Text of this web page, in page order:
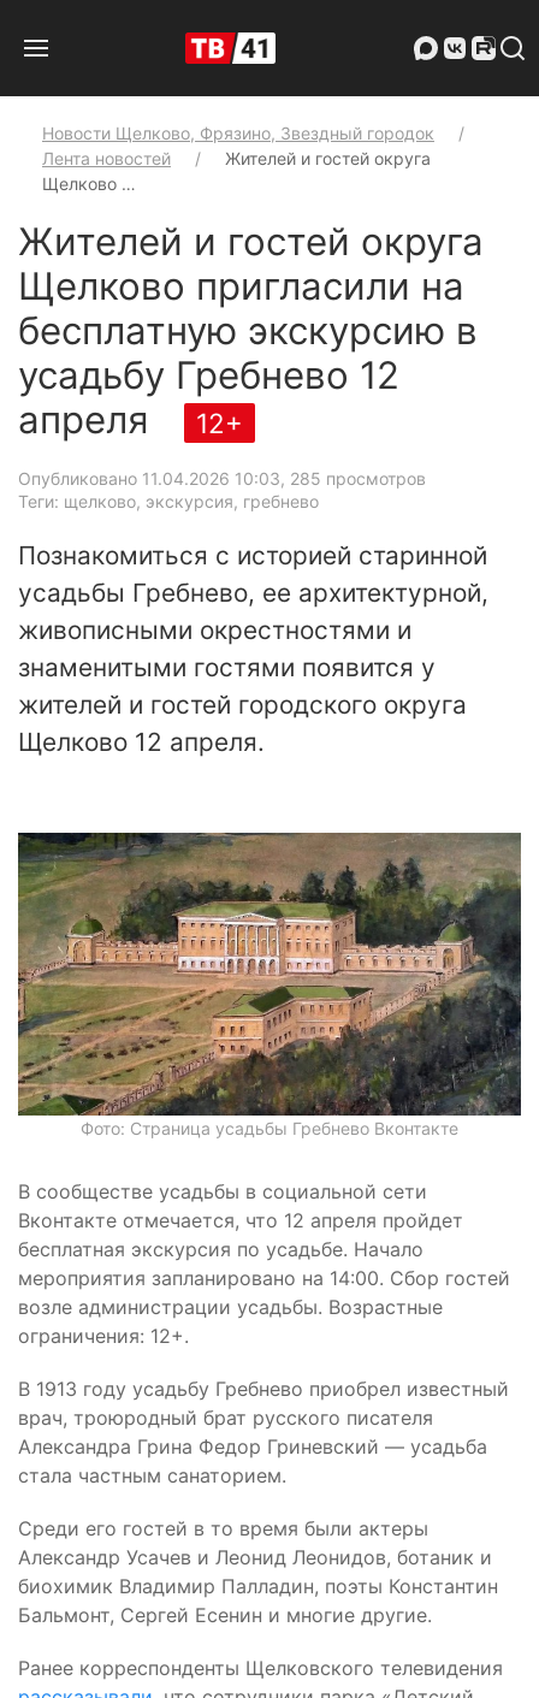
Новости Щелково, Фрязино, Звездный городок
Лента новостей
Жителей и гостей округа
Щелково …
Жителей и гостей округа
Щелково пригласили на
бесплатную экскурсию в
усадьбу Гребнево 12
апреля
12+
Опубликовано 11.04.2026 10:03, 285 просмотров
Теги: щелково, экскурсия, гребнево
Познакомиться с историей старинной
усадьбы Гребнево, ее архитектурной,
живописными окрестностями и
знаменитыми гостями появится у
жителей и гостей городского округа
Щелково 12 апреля.
Фото: Страница усадьбы Гребнево Вконтакте
В сообществе усадьбы в социальной сети
Вконтакте отмечается, что 12 апреля пройдет
бесплатная экскурсия по усадьбе. Начало
мероприятия запланировано на 14:00. Сбор гостей
возле администрации усадьбы. Возрастные
ограничения: 12+.
В 1913 году усадьбу Гребнево приобрел известный
врач, троюродный брат русского писателя
Александра Грина Федор Гриневский — усадьба
стала частным санаторием.
Среди его гостей в то время были актеры
Александр Усачев и Леонид Леонидов, ботаник и
биохимик Владимир Палладин, поэты Константин
Бальмонт, Сергей Есенин и многие другие.
Ранее корреспонденты Щелковского телевидения